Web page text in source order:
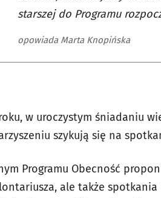
starszej do Programu
opowiada Marta Knopińska
w uroczystym śniadaniu
szykują się na
Programu Obecność
ale także